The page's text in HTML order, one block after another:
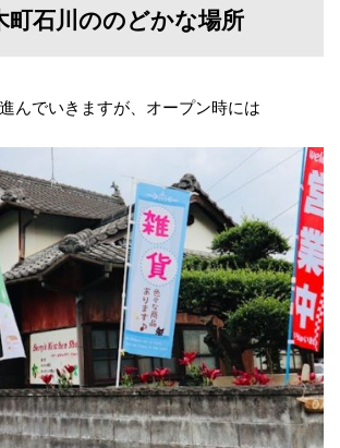
町石川ののどかな場所
んでいきますが、オープン時には